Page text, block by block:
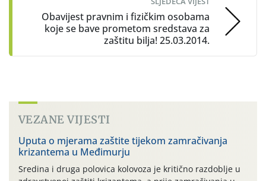
Obavijest pravnim i fizičkim osobama
koje se bave prometom sredstava za
zaštitu bilja! 25.03.2014.
VEZANE VIJESTI
Uputa o mjerama zaštite tijekom zamračivanja
krizantema u Međimurju
Sredina i druga polovica kolovoza je kritično razdoblje u